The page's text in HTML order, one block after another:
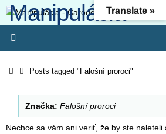
Skip
content
Manipulácia -
Čarodejníctvo -
Oslobodenie
Zákon svojho Boha si zabudol, aj ja
4:6) Lebo odbojnosť je (ako) hriech
HomePosts tagged "Falošní proroci"
Značka: Falošní proroci
Nechce sa vám ani veriť, že by ste
Translate »